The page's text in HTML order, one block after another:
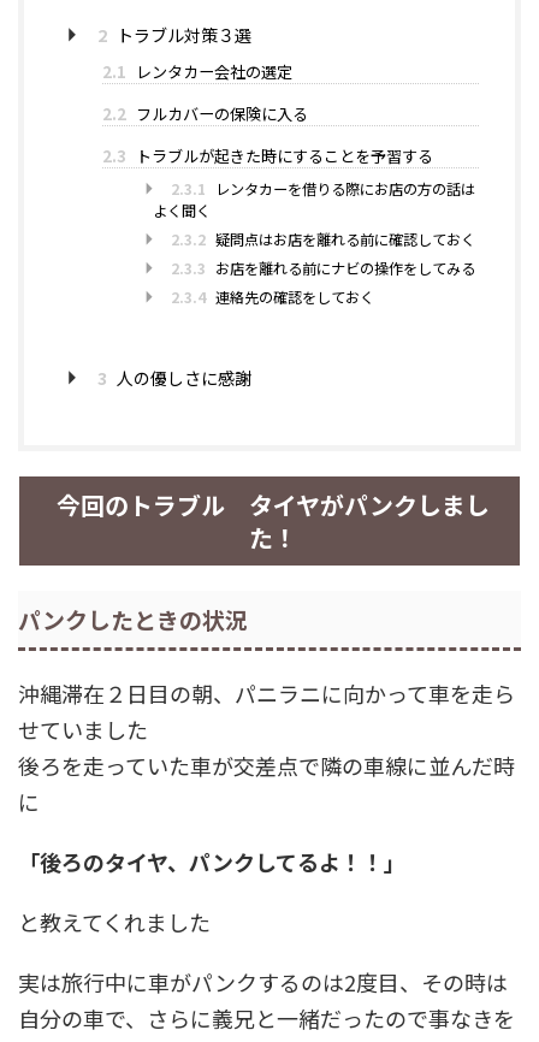
2 トラブル対策３選
2.1
レンタカー会社の選定
2.2 フルカバーの保険に入る
2.3
トラブルが起きた時にすることを予習する
2.3.1
レンタカーを借りる際にお店の方の話は
よく聞く
2.3.2 疑問点はお店を離れる前に確認しておく
2.3.3 お店を離れる前にナビの操作をしてみる
2.3.4 連絡先の確認をしておく
3 人の優しさに感謝
今回のトラブル タイヤがパンクしまし
た！
パンクしたときの状況
沖縄滞在２日目の朝、パニラニに向かって車を走ら
せていました
後ろを走っていた車が交差点で隣の車線に並んだ時
に
「後ろのタイヤ、パンクしてるよ！！」
と教えてくれました
実は旅行中に車がパンクするのは2度目、その時は
自分の車で、さらに義兄と一緒だったので事なきを